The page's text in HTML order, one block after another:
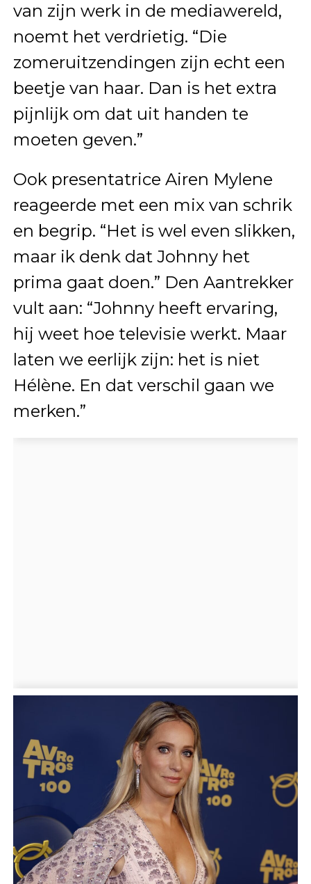
van zijn werk in de mediawereld,
noemt het verdrietig. “Die
zomeruitzendingen zijn echt een
beetje van haar. Dan is het extra
pijnlijk om dat uit handen te
moeten geven.”
Ook presentatrice Airen Mylene
reageerde met een mix van schrik
en begrip. “Het is wel even slikken,
maar ik denk dat Johnny het
prima gaat doen.” Den Aantrekker
vult aan: “Johnny heeft ervaring,
hij weet hoe televisie werkt. Maar
laten we eerlijk zijn: het is niet
Hélène. En dat verschil gaan we
merken.”